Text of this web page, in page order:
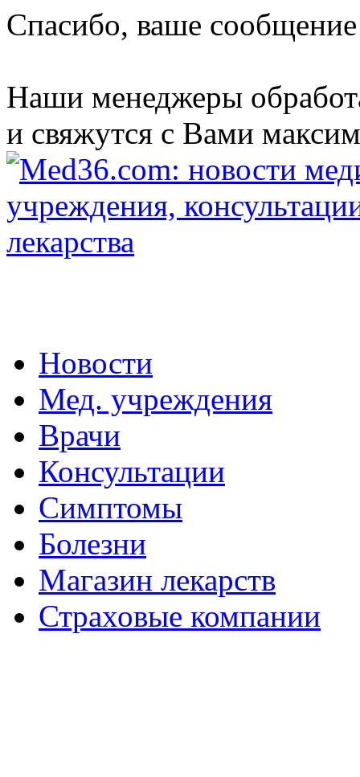
Спасибо, ваше
Наши менеджеры
и свяжутся с Вами
Новости
Мед. учреждения
Врачи
Консультации
Симптомы
Болезни
Магазин лекарств
Страховые компании